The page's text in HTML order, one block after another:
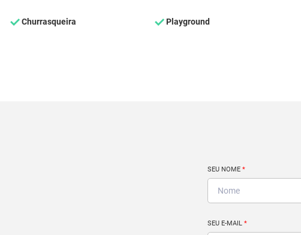
Churrasqueira Playground
SEU NOME *
SEU E-MAIL *